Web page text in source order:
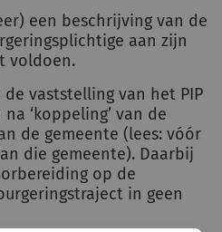
een beschrijving van de
aan zijn
voldoen.
vaststelling van het PIP
‘koppeling’ van de
de gemeente (lees: vóór
die gemeente). Daarbij
op de
in geen